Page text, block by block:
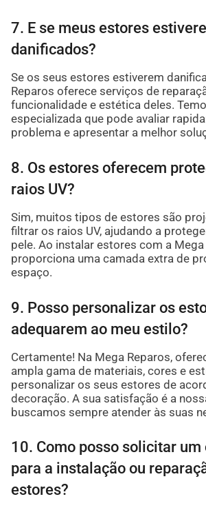
7. E se meus estores
danificados?
Se os seus estores estiverem
Reparos oferece serviços de
funcionalidade e estética deles.
especializada que pode avaliar
problema e apresentar a melhor
8. Os estores oferecem
raios UV?
Sim, muitos tipos de estores são
filtrar os raios UV, ajudando a
pele. Ao instalar estores com a Mega
proporciona uma camada extra de
espaço.
9. Posso personalizar os
adequarem ao meu estilo?
Certamente! Na Mega Reparos,
ampla gama de materiais, cores e
personalizar os seus estores de
decoração. A sua satisfação é a
buscamos sempre atender às suas
10. Como posso solicitar um
para a instalação ou
estores?